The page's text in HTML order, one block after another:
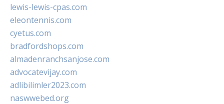
lewis-lewis-cpas.com
eleontennis.com
cyetus.com
bradfordshops.com
almadenranchsanjose.com
advocatevijay.com
adlibilimler2023.com
naswwebed.org